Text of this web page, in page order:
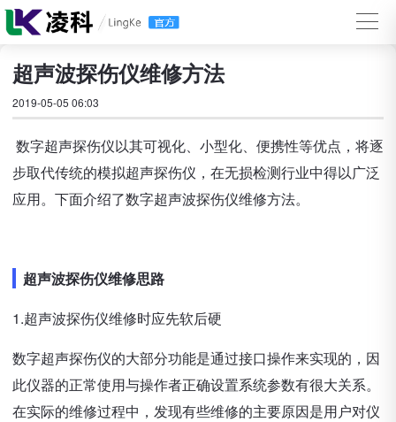
超声波探伤仪维修方法
2019-05-05 06:03
数字超声探伤仪以其可视化、小型化、便携性等优点，将逐
步取代传统的模拟超声探伤仪，在无损检测行业中得以广泛
应用。下面介绍了数字超声波探伤仪维修方法。
超声波探伤仪维修思路
1.超声波探伤仪维修时应先软后硬
数字超声探伤仪的大部分功能是通过接口操作来实现的，因
此仪器的正常使用与操作者正确设置系统参数有很大关系。
在实际的维修过程中，发现有些维修的主要原因是用户对仪